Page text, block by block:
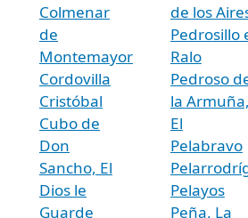
Colmenar
de
Montemayor
Cordovilla
Cristóbal
Cubo de
Don
Sancho, El
Dios le
Guarde
de los
Pedrosillo
Ralo
Pedroso
la Armuña,
El
Pelabravo
Pelayos
Peña, La